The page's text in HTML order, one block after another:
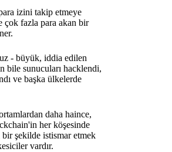
izini takip etmeye
çok fazla para akan bir
- büyük, iddia edilen
bile sunucuları hacklendi,
ve başka ülkelerde
daha haince,
her köşesinde
bir şekilde istismar etmek
vardır.